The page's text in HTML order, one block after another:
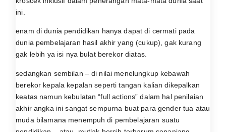
ini.
enam di dunia pendidikan hanya dapat di cermati pada
dunia pembelajaran hasil akhir yang (cukup), gak kurang
gak lebih ya isi nya bulat berekor diatas.
sedangkan sembilan – di nilai menelungkup kebawah
berekor kepala kepalan seperti tangan kalian dikepalkan
keatas namun kebulatan “full actions” dalam hal penilaian
akhir angka ini sangat sempurna buat para gender tua atau
muda bilamana menempuh di pembelajaran suatu